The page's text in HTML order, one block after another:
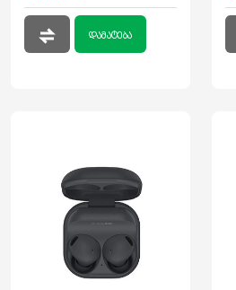
დამატება